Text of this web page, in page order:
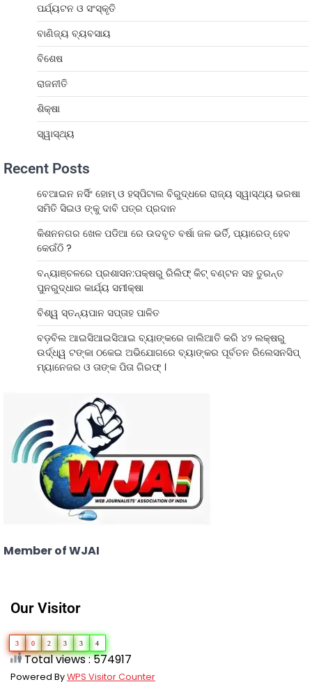
ପର୍ଯ୍ୟଟନ ଓ ସଂସ୍କୃତି
ବାଣିଜ୍ୟ ବ୍ୟବସାୟ
ବିଶେଷ
ରାଜନୀତି
ଶିକ୍ଷା
ସ୍ୱାସ୍ଥ୍ୟ
Recent Posts
ବେଆଇନ ନର୍ସିଂ ହୋମ୍ ଓ ହସ୍ପିଟାଲ ବିରୁଦ୍ଧରେ ରାଜ୍ୟ ସ୍ୱାସ୍ଥ୍ୟ ଭରଷା
ସମିତି ସିଇଓ ଙ୍କୁ ଦାବି ପତ୍ର ପ୍ରଦାନ
କିଶନନଗର ଖେଳ ପଡିଆ ରେ ଉଦବୃତ ବର୍ଷା ଜଳ ଭର୍ତି, ପ୍ୟାରେଡ୍ ହେବ
କେଉଁଠି ?
ବନ୍ୟାଞ୍ଚଳରେ ପ୍ରଶାସନ:ପକ୍ଷରୁ ରିଲିଫ୍ କିଟ୍ ବଣ୍ଟନ ସହ ତୁରନ୍ତ
ପୁନରୁଦ୍ଧାର କାର୍ଯ୍ୟ ସମୀକ୍ଷା
ବିଶ୍ୱ ସ୍ତନ୍ୟପାନ ସପ୍ତାହ ପାଳିତ
ବଡ଼ବିଲ ଆଇସିଆଇସିଆଇ ବ୍ୟାଙ୍କରେ ଜାଲିଆତି କରି ୪୨ ଲକ୍ଷରୁ
ଉର୍ଦ୍ଧ୍ୱ ଟଙ୍କା ଠକେଇ ଅଭିଯୋଗରେ ବ୍ୟାଙ୍କର ପୂର୍ବତନ ରିଲେସନସିପ୍
ମ୍ୟାନେଜର ଓ ତାଙ୍କ ପିତା ଗିରଫ୍ ।
Member of WJAI
Our Visitor
3 0 2 3 3 4
Total views : 574917
Powered ByWPS Visitor Counter